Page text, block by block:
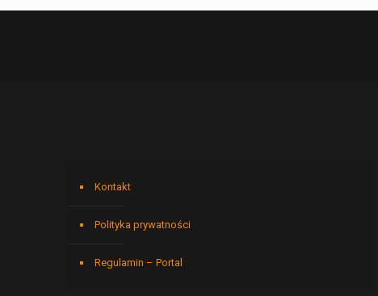
Kontakt
Polityka prywatności
Regulamin – Portal